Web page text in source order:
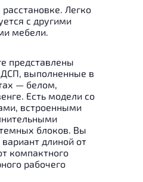
расстановке. Легко
с другими
мебели.
представлены
выполненные в
— белом,
Есть модели со
встроенными
блоков. Вы
длиной от
компактного
рабочего